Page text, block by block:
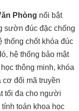
Phòng nổi bật
sườn đúc đặc chống
thống chốt khóa đúc
hệ thống bảo mật
thông minh, khóa
cơ đổi mã truyền
tối đa cho người
toán khoa học